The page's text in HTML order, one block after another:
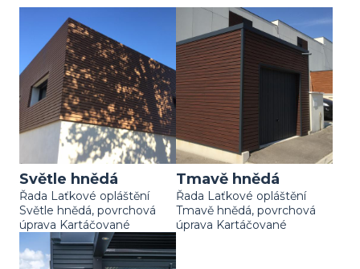
Světle hnědá
Řada Laťkové opláštění
Světle hnědá, povrchová
úprava Kartáčované
Tmavě hnědá
Řada Laťkové opláštění
Tmavě hnědá, povrchová
úprava Kartáčované